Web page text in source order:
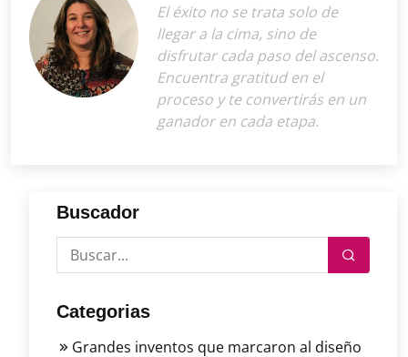
El éxito no se trata solo de
llegar a la cima, sino de
disfrutar cada paso del ascenso.
Encuentra gratitud en el
proceso y te convertirás en un
ganador en cada etapa.
Buscador
Categorias
Grandes inventos que marcaron al diseño